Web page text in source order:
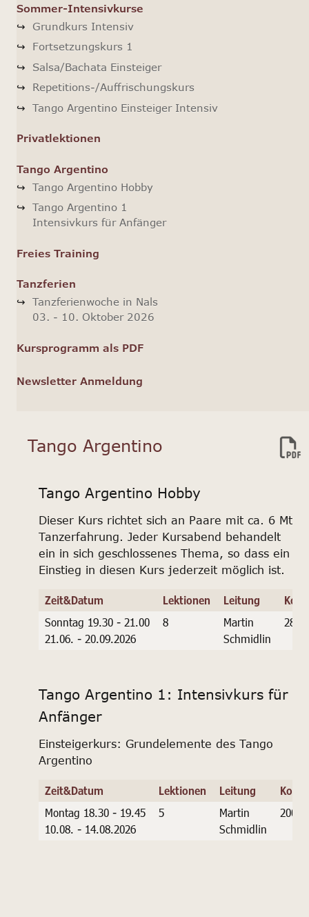
Sommer-Intensivkurse
Grundkurs Intensiv
Fortsetzungskurs 1
Salsa/Bachata Einsteiger
Repetitions-/Auffrischungskurs
Tango Argentino Einsteiger Intensiv
Privatlektionen
Tango Argentino
Tango Argentino Hobby
Tango Argentino 1
Intensivkurs für Anfänger
Freies Training
Tanzferien
Tanzferienwoche in Nals
03. - 10. Oktober 2026
Kursprogramm als PDF
Newsletter Anmeldung
Tango Argentino
Tango Argentino Hobby
Dieser Kurs richtet sich an Paare mit ca. 6 Mt
Tanzerfahrung. Jeder Kursabend behandelt
ein in sich geschlossenes Thema, so dass ein
Einstieg in diesen Kurs jederzeit möglich ist.
Zeit&Datum Lektionen Leitung
Sonntag 19.30 - 21.00
21.06. - 20.09.2026
8
Martin
Schmidlin
280.-
Tango Argentino 1: Intensivkurs für
Anfänger
Einsteigerkurs: Grundelemente des Tango
Argentino
Zeit&Datum Lektionen Leitung
Montag 18.30 - 19.45
10.08. - 14.08.2026
5
Martin
Schmidlin
200.-